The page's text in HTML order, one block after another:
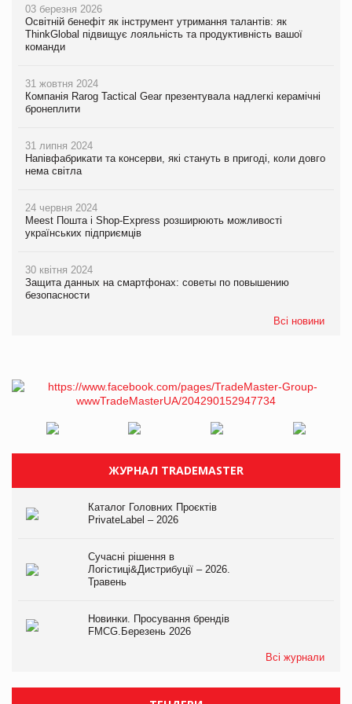
03 березня 2026
Освітній бенефіт як інструмент утримання талантів: як
ThinkGlobal підвищує лояльність та продуктивність вашої
команди
31 жовтня 2024
Компанія Rarog Tactical Gear презентувала надлегкі керамічні
бронеплити
31 липня 2024
Напівфабрикати та консерви, які стануть в пригоді, коли довго
нема світла
24 червня 2024
Meest Пошта і Shop-Express розширюють можливості
українських підприємців
30 квітня 2024
Защита данных на смартфонах: советы по повышению
безопасности
Всі новини
ЖУРНАЛ TRADEMASTER
Каталог Головних Проєктів
PrivateLabel – 2026
Сучасні рішення в
Логістиці&Дистрибуції – 2026.
Травень
Новинки. Просування брендів
FMCG.Березень 2026
Всі журнали